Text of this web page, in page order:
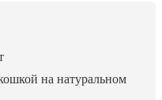
на натуральном